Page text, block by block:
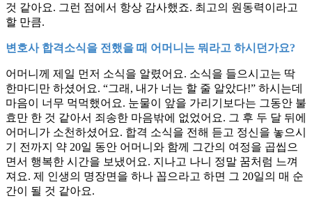
것 같아요. 그런 점에서 항상 감사했죠. 최고의 원동력이라고
할 만큼.
변호사 합격소식을 전했을 때 어머니는 뭐라고 하시던가요?
어머니께 제일 먼저 소식을 알렸어요. 소식을 들으시고는 딱
한마디만 하셨어요. “그래, 내가 너는 할 줄 알았다!” 하시는데
마음이 너무 먹먹했어요. 눈물이 앞을 가리기보다는 그동안 불
효만 한 것 같아서 죄송한 마음밖에 없었어요. 그 후 두 달 뒤에
어머니가 소천하셨어요. 합격 소식을 전해 듣고 정신을 놓으시
기 전까지 약 20일 동안 어머니와 함께 그간의 여정을 곱씹으
면서 행복한 시간을 보냈어요. 지나고 나니 정말 꿈처럼 느껴
져요. 제 인생의 명장면을 하나 꼽으라고 하면 그 20일의 매 순
간이 될 것 같아요.